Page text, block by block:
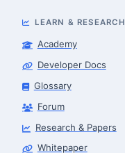
LEARN & RESEARCH
Academy
Developer Docs
Glossary
Forum
Research & Papers
Whitepaper